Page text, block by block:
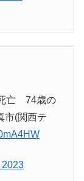
亡 74歳の
市(関西テ
2023